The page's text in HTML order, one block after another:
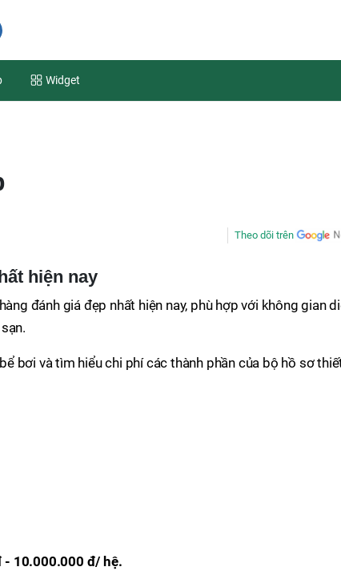
Widget
Theo dõi trên
hiện nay
đánh giá đẹp nhất hiện nay, phù hợp với không gian
bơi và tìm hiểu chi phí các thành phần của bộ hồ sơ
- 10.000.000 đ/ hệ.